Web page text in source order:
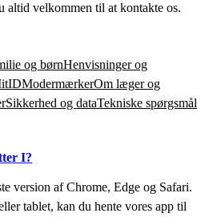
altid velkommen til at kontakte os.
og børnHenvisninger og
ModermærkerOm læger og
Sikkerhed og dataTekniske spørgsmål
I?
version af Chrome, Edge og Safari.
tablet, kan du hente vores app til